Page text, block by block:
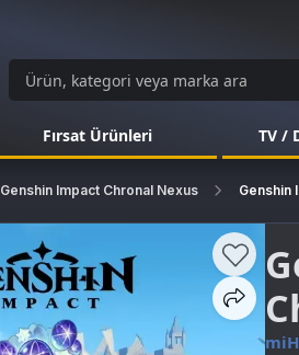
Fırsat Ürünleri TV /
Genshin Impact Chronal Nexus Genshin